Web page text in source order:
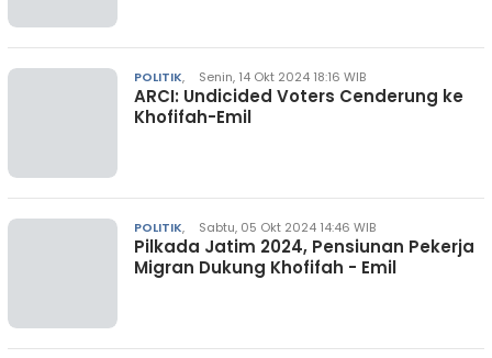
POLITIK, Senin, 14 Okt 2024 18:16 WIB
ARCI: Undicided Voters Cenderung ke
Khofifah-Emil
POLITIK, Sabtu, 05 Okt 2024 14:46 WIB
Pilkada Jatim 2024, Pensiunan Pekerja
Migran Dukung Khofifah - Emil